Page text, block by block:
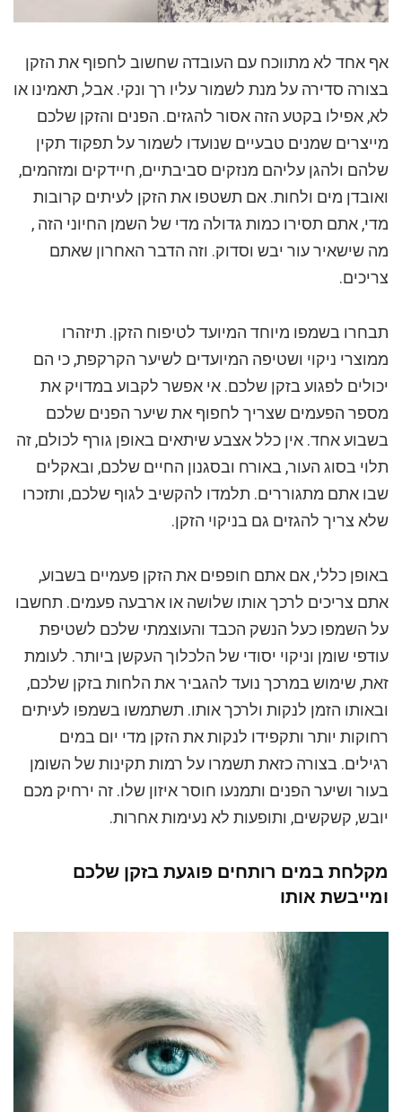
אף אחד לא מתווכח עם העובדה שחשוב לחפוף את הזקן
בצורה סדירה על מנת לשמור עליו רך ונקי. אבל, תאמינו או
לא, אפילו בקטע הזה אסור להגזים. הפנים והזקן שלכם
מייצרים שמנים טבעיים שנועדו לשמור על תפקוד תקין
שלהם ולהגן עליהם מנזקים סביבתיים, חיידקים ומזהמים,
ואובדן מים ולחות. אם תשטפו את הזקן לעיתים קרובות
מדי, אתם תסירו כמות גדולה מדי של השמן החיוני הזה ,
מה שישאיר עור יבש וסדוק. וזה הדבר האחרון שאתם
צריכים.
תבחרו בשמפו מיוחד המיועד לטיפוח הזקן. תיזהרו
ממוצרי ניקוי ושטיפה המיועדים לשיער הקרקפת, כי הם
יכולים לפגוע בזקן שלכם. אי אפשר לקבוע במדויק את
מספר הפעמים שצריך לחפוף את שיער הפנים שלכם
בשבוע אחד. אין כלל אצבע שיתאים באופן גורף לכולם, זה
תלוי בסוג העור, באורח ובסגנון החיים שלכם, ובאקלים
שבו אתם מתגוררים. תלמדו להקשיב לגוף שלכם, ותזכרו
שלא צריך להגזים גם בניקוי הזקן.
באופן כללי, אם אתם חופפים את הזקן פעמיים בשבוע,
אתם צריכים לרכך אותו שלושה או ארבעה פעמים. תחשבו
על השמפו כעל הנשק הכבד והעוצמתי שלכם לשטיפת
עודפי שומן וניקוי יסודי של הלכלוך העקשן ביותר. לעומת
זאת, שימוש במרכך נועד להגביר את הלחות בזקן שלכם,
ובאותו הזמן לנקות ולרכך אותו. תשתמשו בשמפו לעיתים
רחוקות יותר ותקפידו לנקות את הזקן מדי יום במים
רגילים. בצורה כזאת תשמרו על רמות תקינות של השומן
בעור ושיער הפנים ותמנעו חוסר איזון שלו. זה ירחיק מכם
יובש, קשקשים, ותופעות לא נעימות אחרות.
מקלחת במים רותחים פוגעת בזקן שלכם
ומייבשת אותו